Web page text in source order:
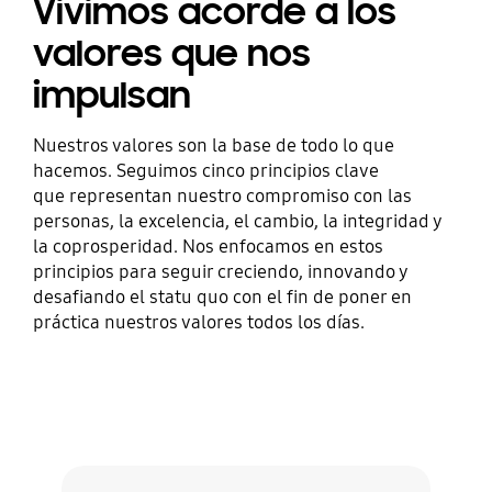
Vivimos acorde a los
valores que nos
impulsan
Nuestros valores son la base de todo lo que
hacemos. Seguimos cinco principios clave
que representan nuestro compromiso con las
personas, la excelencia, el cambio, la integridad y
la coprosperidad. Nos enfocamos en estos
principios para seguir creciendo, innovando y
desafiando el statu quo con el fin de poner en
práctica nuestros valores todos los días.